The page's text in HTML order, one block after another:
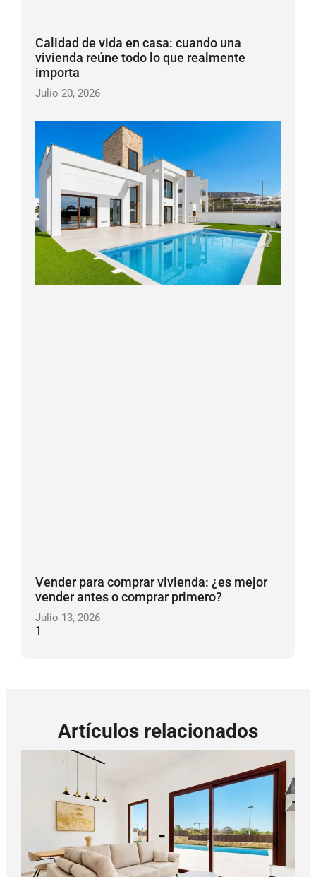
Calidad de vida en casa: cuando una
vivienda reúne todo lo que realmente
importa
Julio 20, 2026
Vender para comprar vivienda: ¿es mejor
vender antes o comprar primero?
Julio 13, 2026
Artículos relacionados